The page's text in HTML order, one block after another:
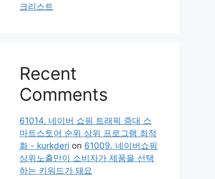
크리스트
Recent
Comments
61014. 네이버 쇼핑 트래픽 증대 스
마트스토어 순위 상위 프로그램 최적
화 - kurkderi on 61009. 네이버쇼핑
상위노출만이 소비자가 제품을 선택
하는 키워드가 돼요